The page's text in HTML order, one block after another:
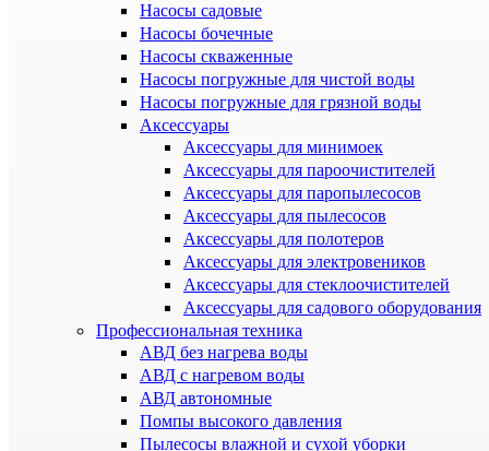
Насосы садовые
Насосы бочечные
Насосы скваженные
Насосы погружные для чистой воды
Насосы погружные для грязной воды
Аксессуары
Аксессуары для минимоек
Аксессуары для пароочистителей
Аксессуары для паропылесосов
Аксессуары для пылесосов
Аксессуары для полотеров
Аксессуары для электровеников
Аксессуары для стеклоочистителей
Аксессуары для садового оборудования
Профессиональная техника
АВД без нагрева воды
АВД с нагревом воды
АВД автономные
Помпы высокого давления
Пылесосы влажной и сухой уборки